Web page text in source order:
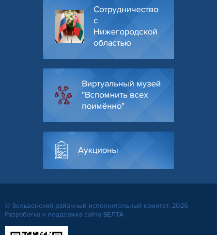
Сотрудничество
с
Нижегородской
областью
Виртуальный музей
"Вспомнить всех
поимённо"
Аукционы
© Зельвенский районный исполнительный комитет, 2026
Разработка и поддержка сайта БЕЛТА